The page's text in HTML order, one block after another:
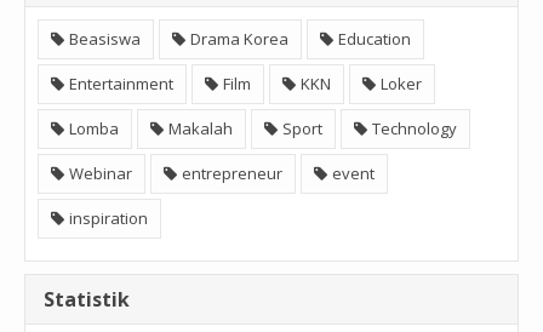
Beasiswa Drama Korea Education
Entertainment Film KKN Loker
Lomba Makalah Sport Technology
Webinar entrepreneur event
inspiration
Statistik